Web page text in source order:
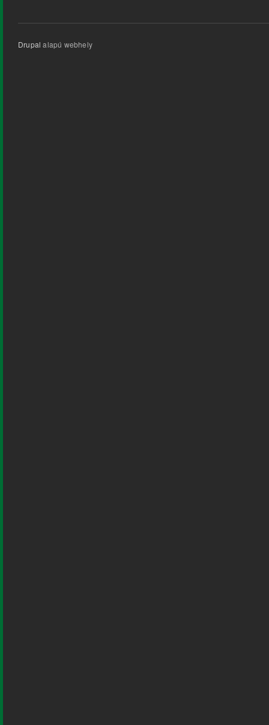
Drupal alapú webhely